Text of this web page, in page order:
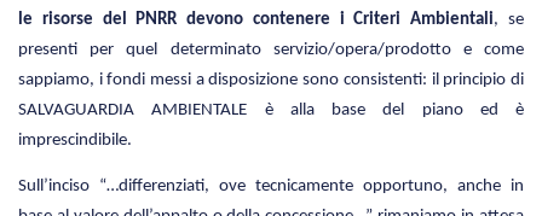
le risorse del PNRR devono contenere i Criteri Ambientali, se
presenti per quel determinato servizio/opera/prodotto e come
sappiamo, i fondi messi a disposizione sono consistenti: il principio di
SALVAGUARDIA AMBIENTALE è alla base del piano ed è
imprescindibile.
Sull’inciso “…differenziati, ove tecnicamente opportuno, anche in